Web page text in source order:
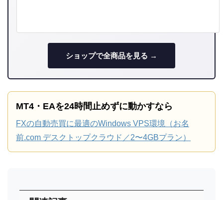
ショップで全商品を見る →
MT4・EAを24時間止めずに動かすなら
FXの自動売買に最適のWindows VPS環境（お名
前.com デスクトップクラウド／2〜4GBプラン）